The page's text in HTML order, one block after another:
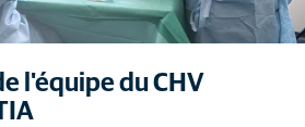
l'équipe du CHV